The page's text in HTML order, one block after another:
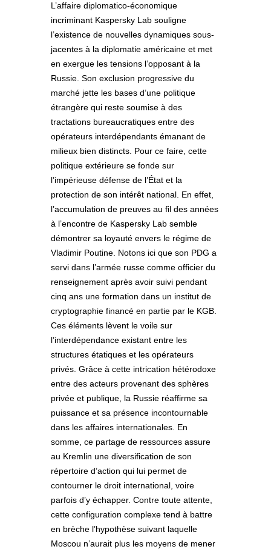
L’affaire diplomatico-économique
incriminant Kaspersky Lab souligne
l’existence de nouvelles dynamiques sous-
jacentes à la diplomatie américaine et met
en exergue les tensions l’opposant à la
Russie. Son exclusion progressive du
marché jette les bases d’une politique
étrangère qui reste soumise à des
tractations bureaucratiques entre des
opérateurs interdépendants émanant de
milieux bien distincts. Pour ce faire, cette
politique extérieure se fonde sur
l’impérieuse défense de l’État et la
protection de son intérêt national. En effet,
l’accumulation de preuves au fil des années
à l’encontre de Kaspersky Lab semble
démontrer sa loyauté envers le régime de
Vladimir Poutine. Notons ici que son PDG a
servi dans l’armée russe comme officier du
renseignement après avoir suivi pendant
cinq ans une formation dans un institut de
cryptographie financé en partie par le KGB.
Ces éléments lèvent le voile sur
l’interdépendance existant entre les
structures étatiques et les opérateurs
privés. Grâce à cette intrication hétérodoxe
entre des acteurs provenant des sphères
privée et publique, la Russie réaffirme sa
puissance et sa présence incontournable
dans les affaires internationales. En
somme, ce partage de ressources assure
au Kremlin une diversification de son
répertoire d’action qui lui permet de
contourner le droit international, voire
parfois d’y échapper. Contre toute attente,
cette configuration complexe tend à battre
en brèche l’hypothèse suivant laquelle
Moscou n’aurait plus les moyens de mener